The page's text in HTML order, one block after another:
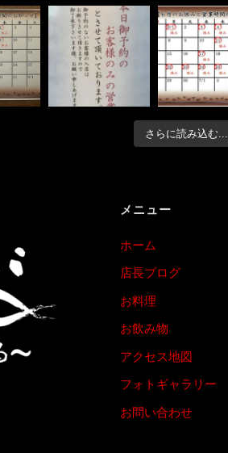
さらに読み込む...
メニュー
ホーム
店長ブログ
お料理
お飲み物
アクセス地図
フォトギャラリー
お問い合わせ